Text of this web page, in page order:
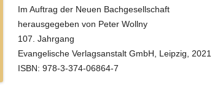
Im Auftrag der Neuen Bachgesellschaft
herausgegeben von Peter Wollny
107. Jahrgang
Evangelische Verlagsanstalt GmbH, Leipzig, 2021
ISBN: 978-3-374-06864-7